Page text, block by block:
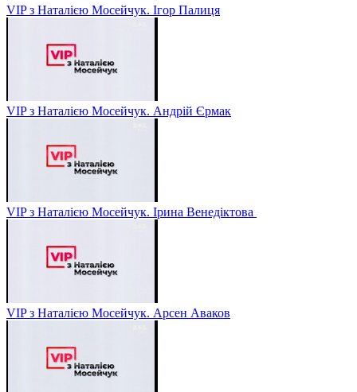
VIP з Наталією Мосейчук. Ігор Палиця
VIP з Наталією Мосейчук. Андрій Єрмак
VIP з Наталією Мосейчук. Ірина Венедіктова
VIP з Наталією Мосейчук. Арсен Аваков